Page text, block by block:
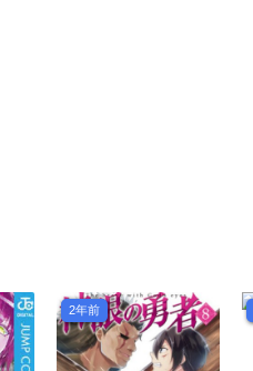
2年前